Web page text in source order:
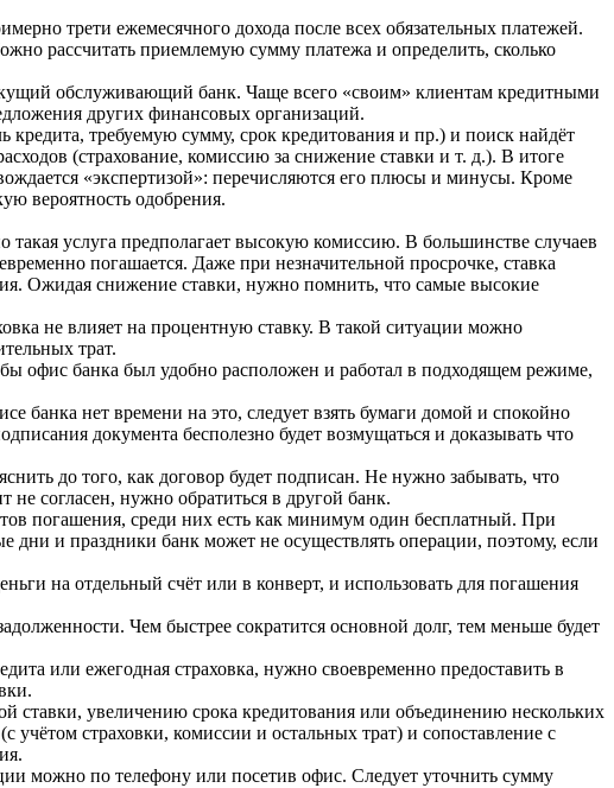
трети ежемесячного дохода после всех обязательных платежей.
рассчитать приемлемую сумму платежа и определить, сколько
обслуживающий банк. Чаще всего «своим» клиентам кредитными
других финансовых организаций.
кредита, требуемую сумму, срок кредитования и пр.) и поиск найдёт
(страхование, комиссию за снижение ставки и т. д.). В итоге
«экспертизой»: перечисляются его плюсы и минусы. Кроме
вероятность одобрения.
услуга предполагает высокую комиссию. В большинстве случаев
погашается. Даже при незначительной просрочке, ставка
Ожидая снижение ставки, нужно помнить, что самые высокие
не влияет на процентную ставку. В такой ситуации можно
трат.
офис банка был удобно расположен и работал в подходящем режиме,
банка нет времени на это, следует взять бумаги домой и спокойно
документа бесполезно будет возмущаться и доказывать что
до того, как договор будет подписан. Не нужно забывать, что
согласен, нужно обратиться в другой банк.
погашения, среди них есть как минимум один бесплатный. При
дни и праздники банк может не осуществлять операции, поэтому, если
на отдельный счёт или в конверт, и использовать для погашения
Чем быстрее сократится основной долг, тем меньше будет
или ежегодная страховка, нужно своевременно предоставить в
ставки, увеличению срока кредитования или объединению нескольких
учётом страховки, комиссии и остальных трат) и сопоставление с
можно по телефону или посетив офис. Следует уточнить сумму